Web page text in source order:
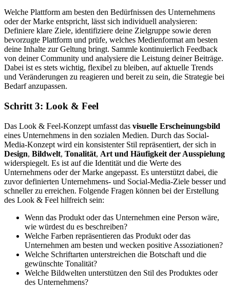
Welche Plattform am besten den Bedürfnissen des Unternehmens
oder der Marke entspricht, lässt sich individuell analysieren:
Definiere klare Ziele, identifiziere deine Zielgruppe sowie deren
bevorzugte Plattform und prüfe, welches Medienformat am besten
deine Inhalte zur Geltung bringt. Sammle kontinuierlich Feedback
von deiner Community und analysiere die Leistung deiner Beiträge.
Dabei ist es stets wichtig, flexibel zu bleiben, auf aktuelle Trends
und Veränderungen zu reagieren und bereit zu sein, die Strategie bei
Bedarf anzupassen.
Schritt 3: Look & Feel
Das Look & Feel-Konzept umfasst das visuelle Erscheinungsbild
eines Unternehmens in den sozialen Medien. Durch das Social-
Media-Konzept wird ein konsistenter Stil repräsentiert, der sich in
Design, Bildwelt, Tonalität, Art und Häufigkeit der Ausspielung
widerspiegelt. Es ist auf die Identität und die Werte des
Unternehmens oder der Marke angepasst. Es unterstützt dabei, die
zuvor definierten Unternehmens- und Social-Media-Ziele besser und
schneller zu erreichen. Folgende Fragen können bei der Erstellung
des Look & Feel hilfreich sein:
Wenn das Produkt oder das Unternehmen eine Person wäre,
wie würdest du es beschreiben?
Welche Farben repräsentieren das Produkt oder das
Unternehmen am besten und wecken positive Assoziationen?
Welche Schriftarten unterstreichen die Botschaft und die
gewünschte Tonalität?
Welche Bildwelten unterstützen den Stil des Produktes oder
des Unternehmens?